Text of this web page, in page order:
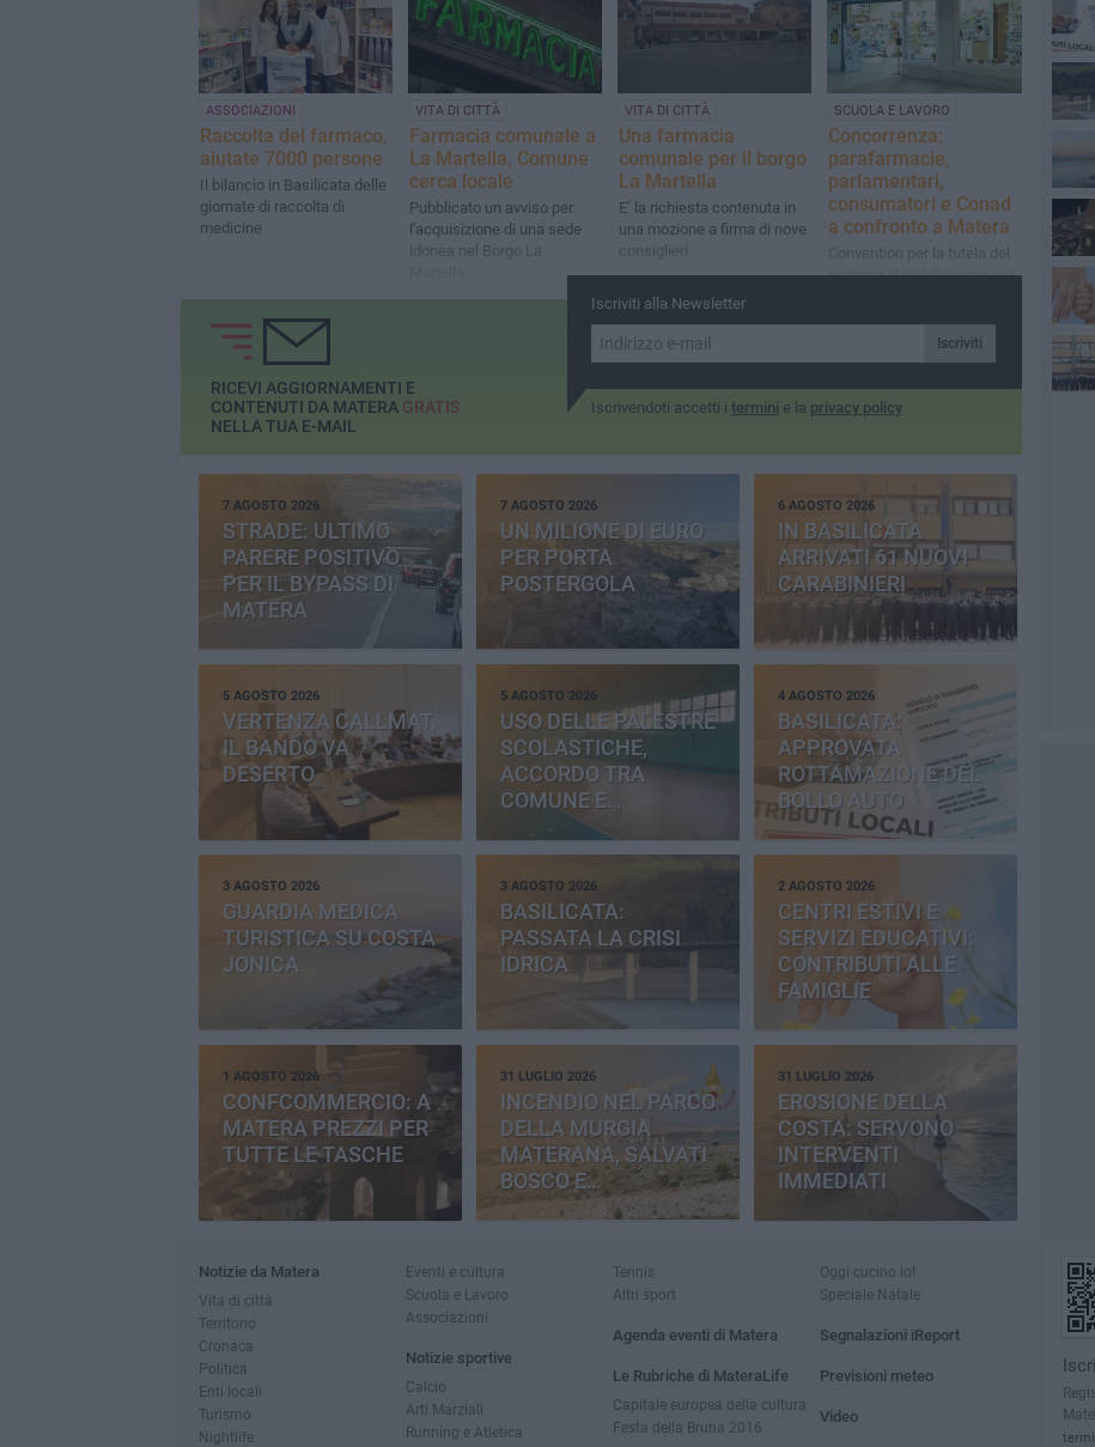
ASSOCIAZIONI
Raccolta del farmaco,
aiutate 7000 persone
Il bilancio in Basilicata delle
giornate di raccolta di
medicine
VITA DI CITTÀ
Farmacia comunale a
La Martella, Comune
cerca locale
Pubblicato un avviso per
l'acquisizione di una sede
idonea nel Borgo La
VITA DI CITTÀ
Una farmacia
comunale per il borgo
La Martella
E’ la richiesta contenuta in
una mozione a firma di nove
consiglieri
SCUOLA E LAVORO
Concorrenza:
parafarmacie,
parlamentari,
consumatori e Conad
a confronto a Matera
Convention per la tutela del
sistema di distribuzione del
Iscriviti alla Newsletter
Iscriviti
Iscrivendoti accetti i termini e la privacy policy
RICEVI AGGIORNAMENTI E
CONTENUTI DA MATERA GRATIS
NELLA TUA E-MAIL
7 AGOSTO 2026
STRADE: ULTIMO
PARERE POSITIVO
PER IL BYPASS DI
MATERA
7 AGOSTO 2026
UN MILIONE DI EURO
PER PORTA
POSTERGOLA
6 AGOSTO 2026
IN BASILICATA
ARRIVATI 61 NUOVI
CARABINIERI
5 AGOSTO 2026
VERTENZA CALLMAT,
IL BANDO VA
DESERTO
5 AGOSTO 2026
USO DELLE PALESTRE
SCOLASTICHE,
ACCORDO TRA
COMUNE E
PROVINCIA
4 AGOSTO 2026
BASILICATA:
APPROVATA
ROTTAMAZIONE DEL
BOLLO AUTO
3 AGOSTO 2026
GUARDIA MEDICA
TURISTICA SU COSTA
JONICA
3 AGOSTO 2026
BASILICATA:
PASSATA LA CRISI
IDRICA
2 AGOSTO 2026
CENTRI ESTIVI E
SERVIZI EDUCATIVI:
CONTRIBUTI ALLE
FAMIGLIE
1 AGOSTO 2026
CONFCOMMERCIO: A
MATERA PREZZI PER
TUTTE LE TASCHE
31 LUGLIO 2026
INCENDIO NEL PARCO
DELLA MURGIA
MATERANA, SALVATI
BOSCO E
CEMENTERIA
31 LUGLIO 2026
EROSIONE DELLA
COSTA: SERVONO
INTERVENTI
IMMEDIATI
Notizie da Matera
Vita di città
Territorio
Cronaca
Politica
Enti locali
Turismo
Nightlife
Eventi e cultura
Scuola e Lavoro
Associazioni
Notizie sportive
Calcio
Arti Marziali
Running e Atletica
Tennis
Altri sport
Agenda eventi di Matera
Le Rubriche di MateraLife
Capitale europea della cultura
Festa della Bruna 2016
Oggi cucino io!
Speciale Natale
Segnalazioni iReport
Previsioni meteo
Video